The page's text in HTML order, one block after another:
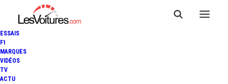
ESSAIS
F1
MARQUES
VIDÉOS
TV
ACTU